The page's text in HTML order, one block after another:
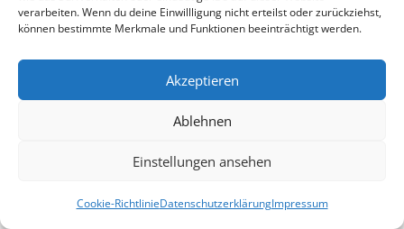
verarbeiten. Wenn du deine Einwillligung nicht erteilst oder zurückziehst,
können bestimmte Merkmale und Funktionen beeinträchtigt werden.
Akzeptieren
Ablehnen
Einstellungen ansehen
Cookie-RichtlinieDatenschutzerklärungImpressum